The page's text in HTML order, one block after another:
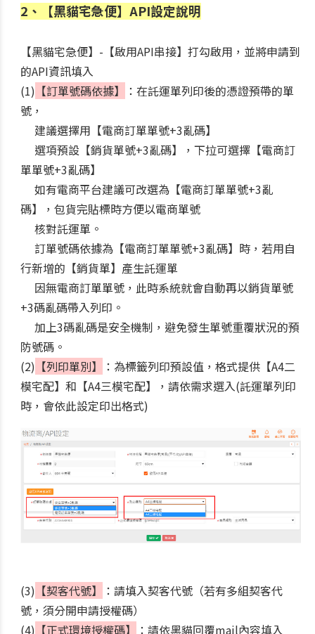
2、【黑貓宅急便】API設定說明
【黑貓宅急便】-【啟用API串接】打勾啟用，並將申請到
的API資訊填入
(1) 【訂單號碼依據】
：在託運單列印後的憑證預帶的單
號，
建議選擇用【電商訂單單號+3亂碼】
選項預設【銷貨單號+3亂碼】，下拉可選擇【電商訂
單單號+3亂碼】
如有電商平台建議可改選為【電商訂單單號+3亂
碼】，包貨完貼標時方便以電商單號
核對託運單。
訂單號碼依據為【電商訂單單號+3亂碼】時，若用自
行新增的【銷貨單】產生託運單
因無電商訂單單號，此時系統就會自動再以銷貨單號
+3碼亂碼帶入列印。
加上3碼亂碼是安全機制，避免發生單號重覆狀況的預
防號碼。
(2) 【列印單別】
：為標籤列印預設值，格式提供【A4二
模宅配】和【A4三模宅配】，請依需求選入(託運單列印
時，會依此設定印出格式)
(3) 【契客代號】
：請填入契客代號（若有多組契客代
號，須分開申請授權碼）
(4) 【正式環境授權碼】
：請依黑貓回覆mail內容填入